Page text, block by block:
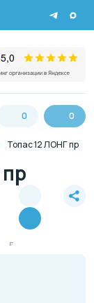
0 0
Топас 12 ЛОНГ пр